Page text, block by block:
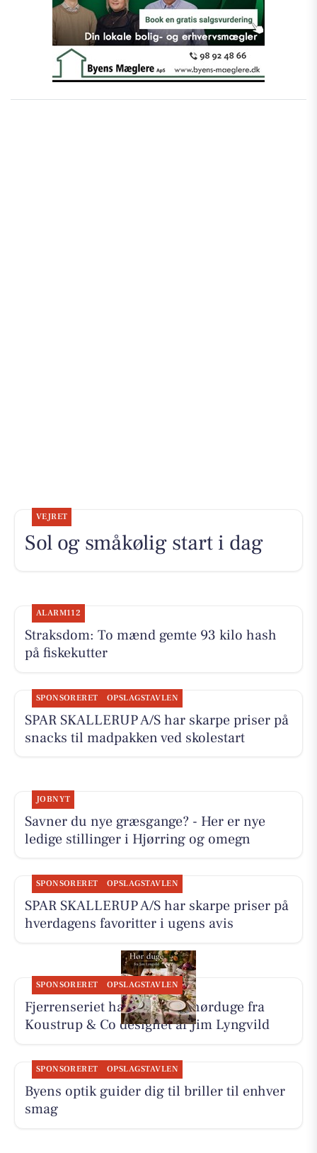
VEJRET
Sol og småkølig start i dag
ALARM112
Straksdom: To mænd gemte 93 kilo hash
på fiskekutter
SPONSORERET OPSLAGSTAVLEN
SPAR SKALLERUP A/S har skarpe priser på
snacks til madpakken ved skolestart
JOBNYT
Savner du nye græsgange? - Her er nye
ledige stillinger i Hjørring og omegn
SPONSORERET OPSLAGSTAVLEN
SPAR SKALLERUP A/S har skarpe priser på
hverdagens favoritter i ugens avis
SPONSORERET OPSLAGSTAVLEN
Fjerrenseriet har tilbud på hørduge fra
Koustrup & Co designet af Jim Lyngvild
SPONSORERET OPSLAGSTAVLEN
Byens optik guider dig til briller til enhver
smag